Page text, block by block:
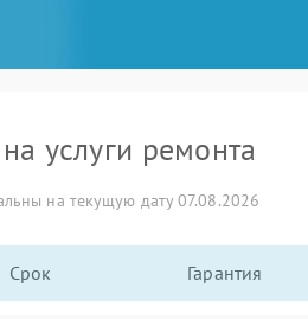
услуги ремонта
на текущую дату 07.08.2026
Срок Гарантия